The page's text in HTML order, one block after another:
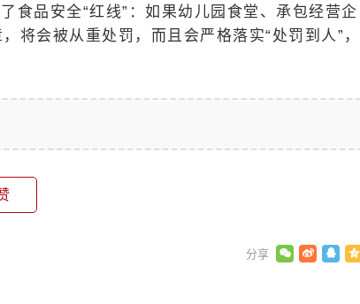
食品安全“红线”：如果幼儿园食堂、承包经营企
将会被从重处罚，而且会严格落实“处罚到人”，